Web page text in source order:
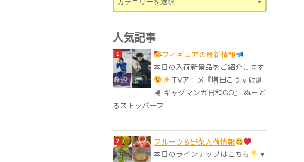
人気記事
フィギュアの最新情報
本日の入荷新景品をご紹介します
TVアニメ『増田こうすけ劇
場 ギャグマンガ日和GO』 ぬーど
るストッパーフ...
フルーツ＆野菜入荷情報
本日のラインナップはこちら
♥︎